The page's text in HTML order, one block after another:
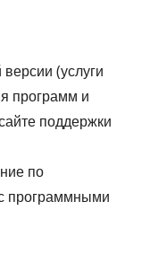
(услуги
программ и
поддержки
по
программными